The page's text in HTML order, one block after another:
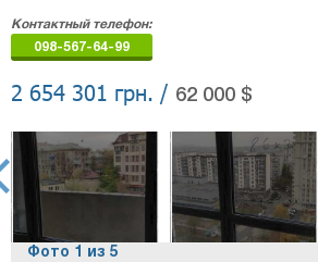
недвижимости
"Аверс"
Контактный телефон:
098-567-64-99
2 654 301 грн. / 62 000 $
Фото 1 из 5